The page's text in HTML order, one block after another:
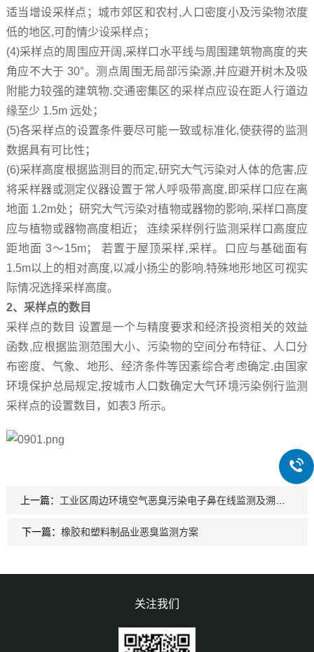
适当增设采样点；城市郊区和农村,人口密度小及污染物浓度
低的地区,可酌情少设采样点；
(4)采样点的周围应开阔,采样口水平线与周围建筑物高度的夹
角应不大于 30°。测点周围无局部污染源,并应避开树木及吸
附能力较强的建筑物.交通密集区的采样点应设在距人行道边
缘至少 1.5m 远处；
(5)各采样点的设置条件要尽可能一致或标准化,使获得的监测
数据具有可比性；
(6)采样高度根据监测目的而定,研究大气污染对人体的危害,应
将采样器或测定仪器设置于常人呼吸带高度,即采样口应在离
地面 1.2m处；研究大气污染对植物或器物的影响,采样口高度
应与植物或器物高度相近； 连续采样例行监测采样口高度应
距地面 3～15m； 若置于屋顶采样,采样。口应与基础面有
1.5m以上的相对高度,以减小扬尘的影响.特殊地形地区可视实
际情况选择采样高度。
2、采样点的数目
采样点的数目 设置是一个与精度要求和经济投资相关的效益
函数,应根据监测范围大小、污染物的空间分布特征、人口分
布密度、气象、地形、经济条件等因素综合考虑确定.由国家
环境保护总局规定,按城市人口数确定大气环境污染例行监测
采样点的设置数目，如表3 所示。
上一篇： 工业区周边环境空气恶臭污染电子鼻在线监测及溯源分析
下一篇： 橡胶和塑料制品业恶臭监测方案
关注我们